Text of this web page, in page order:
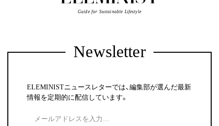
Guide for Sustainable Lifestyle
Newsletter
ELEMINISTニュースレターでは、編集部が選んだ最新
情報を定期的に配信しています。